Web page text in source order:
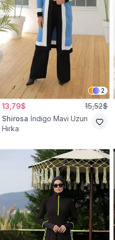
2
13,79$ 15,52$
Shirosa İndigo Mavi Uzun
Hırka